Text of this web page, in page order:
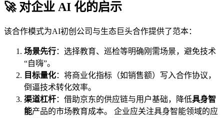
🚀 对企业 AI 化的启示
该合作模式为AI初创公司与生态巨头合作提供了范本：
场景先行：选择教育、巡检等明确刚需场景，避免技术
“自嗨”。
目标量化：将商业化指标（如销售额）写入合作协议，
倒逼技术转化效率。
渠道杠杆：借助京东的供应链与用户基础，降低具身智
能产品的市场教育成本。 企业应关注具身智能领域的应